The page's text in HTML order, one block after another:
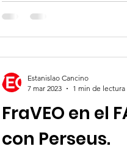
FraVEO en el
con Perseus.
Estanislao Cancino
7 mar 2023
1 min de lectura